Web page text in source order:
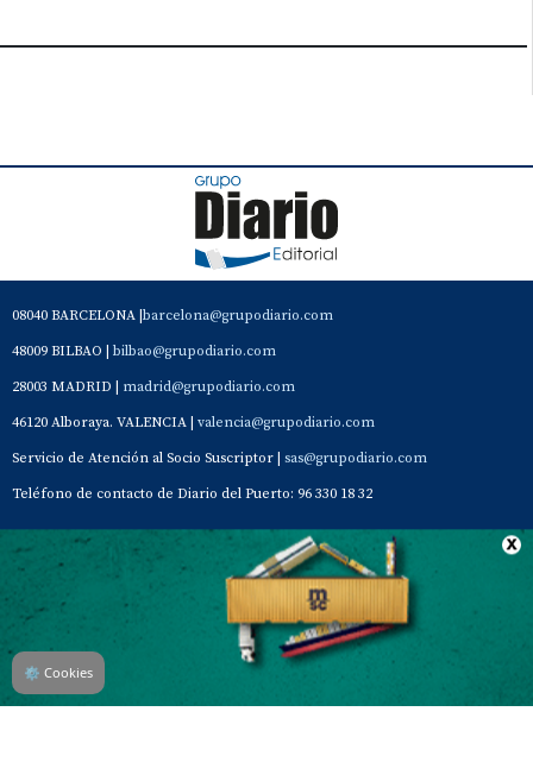
08040 BARCELONA | barcelona@grupodiario.com
48009 BILBAO | bilbao@grupodiario.com
28003 MADRID | madrid@grupodiario.com
46120 Alboraya. VALENCIA | valencia@grupodiario.com
Servicio de Atención al Socio Suscriptor | sas@grupodiario.com
Teléfono de contacto de Diario del Puerto: 96 330 18 32
Contacto Aviso Legal Quiénes somos Política de privacidad
⚙ Cookies